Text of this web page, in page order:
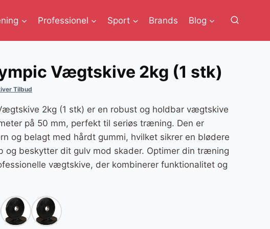
Professionel Sport Brands Blog
Vægtskive 2kg (1 stk)
Tilbud
2kg (1 stk) er en robust og holdbar vægtskive
på 50 mm, perfekt til seriøs træning. Den er
og belagt med hårdt gummi, hvilket sikrer en blødere
og beskytter dit gulv mod skader. Optimer din træning
vægtskive, der kombinerer funktionalitet og